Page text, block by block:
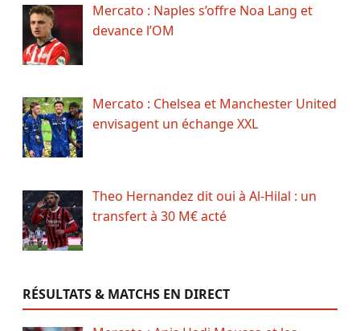
Mercato : Naples s’offre Noa Lang et
devance l’OM
Mercato : Chelsea et Manchester United
envisagent un échange XXL
Theo Hernandez dit oui à Al-Hilal : un
transfert à 30 M€ acté
RÉSULTATS & MATCHS EN DIRECT